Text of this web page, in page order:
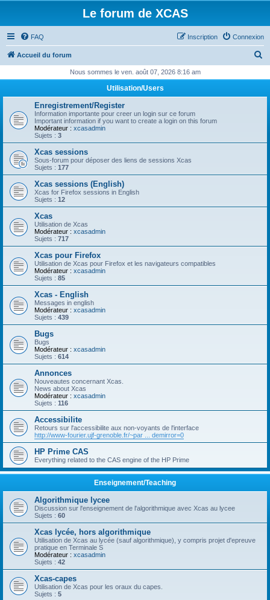
Le forum de XCAS
FAQ Connexion
Inscription
Accueil du forum
h
c
Nous sommes le ven. août 07, 2026 8:16 am
Utilisation/Users
Enregistrement/Register
Information importante pour creer un login sur ce forum
Important information if you want to create a login on this forum
Modérateur : xcasadmin
Sujets : 3
Xcas sessions
Sous-forum pour déposer des liens de sessions Xcas
Sujets : 177
Xcas sessions (English)
Xcas for Firefox sessions in English
Sujets : 12
Xcas
Utilisation de Xcas
Modérateur : xcasadmin
Sujets : 717
Xcas pour Firefox
Utilisation de Xcas pour Firefox et les navigateurs compatibles
Modérateur : xcasadmin
Sujets : 85
Xcas - English
Messages in english
Modérateur : xcasadmin
Sujets : 439
Bugs
Bugs
Modérateur : xcasadmin
Sujets : 614
Annonces
Nouveautes concernant Xcas.
News about Xcas
Modérateur : xcasadmin
Sujets : 116
Accessibilite
Retours sur l'accessibilite aux non-voyants de l'interface
http://www-fourier.ujf-grenoble.fr/~par ... demirror=0
HP Prime CAS
Everything related to the CAS engine of the HP Prime
Enseignement/Teaching
Algorithmique lycee
Discussion sur l'enseignement de l'algorithmique avec Xcas au lycee
Sujets : 60
Xcas lycée, hors algorithmique
Utilisation de Xcas au lycée (sauf algorithmique), y compris projet d'epreuve
pratique en Terminale S
Modérateur : xcasadmin
Sujets : 42
Xcas-capes
Utilisation de Xcas pour les oraux du capes.
Sujets : 5